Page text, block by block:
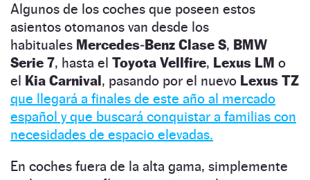
Algunos de los coches que poseen estos
asientos otomanos van desde los
habituales Mercedes‑ Benz Clase S, BMW
Serie 7, hasta el Toyota Vellfire, Lexus LM o
el
Kia Carnival , pasando por el nuevo Lexus TZ
que llegará a finales de este año al mercado
español y que buscará conquistar a familias con
necesidades de espacio elevadas.
En coches fuera de la alta gama, simplemente